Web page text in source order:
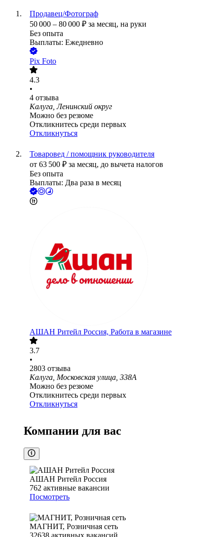
Продавец/Фотограф
50 000 – 80 000 ₽ за месяц, на руки
Без опыта
Выплаты: Ежедневно
Pix Foto
4.3
•
4 отзыва
Калуга, Ленинский округ
Можно без резюме
Откликнитесь среди первых
Откликнуться
Товаровед / помощник руководителя
от 63 500 ₽ за месяц, до вычета налогов
Без опыта
Выплаты: Два раза в месяц
АШАН Ритейл Россия, Работа в магазине
3.7
•
2803 отзыва
Калуга, Московская улица, 338А
Можно без резюме
Откликнитесь среди первых
Откликнуться
Компании для вас
АШАН Ритейл Россия
762 активные вакансии
Посмотреть
МАГНИТ, Розничная сеть